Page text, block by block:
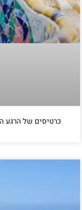
כרטיסים של הרגע